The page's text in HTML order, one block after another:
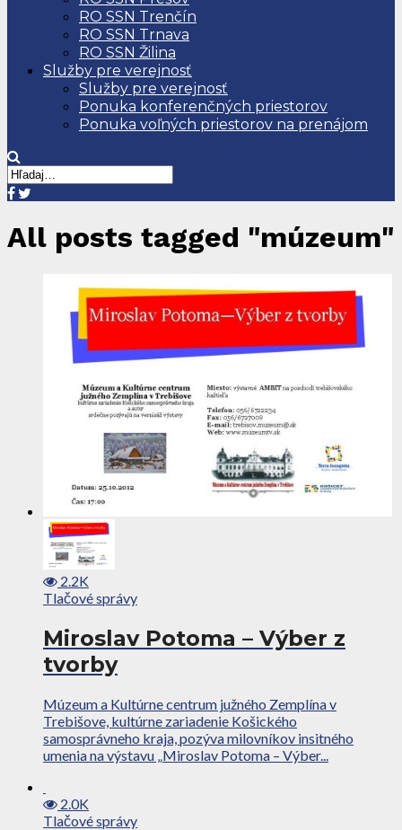
RO SSN Trenčín
RO SSN Trnava
RO SSN Žilina
Služby pre verejnosť
Služby pre verejnosť
Ponuka konferenčných priestorov
Ponuka voľných priestorov na prenájom
All posts tagged "múzeum"
2.2K
Tlačové správy
Miroslav Potoma – Výber z
tvorby
Múzeum a Kultúrne centrum južného Zemplína v
Trebišove, kultúrne zariadenie Košického
samosprávneho kraja, pozýva milovníkov insitného
umenia na výstavu „Miroslav Potoma – Výber...
2.0K
Tlačové správy